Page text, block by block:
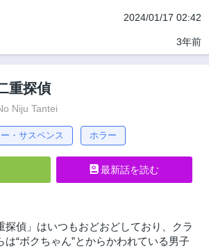
2024/01/17 02:42
3年前
重探偵
Niju Tantei
・サスペンス ホラー
最新話を読む
探偵」はいつもおどおどしており、クラ
は“ボクちゃん”とからかわれている男子